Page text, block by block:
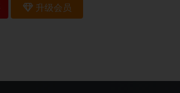
升级会员